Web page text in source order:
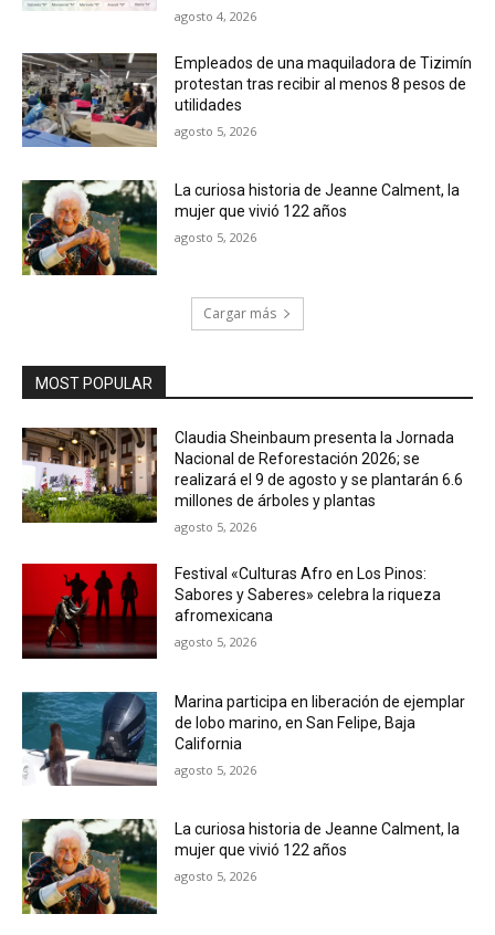
agosto 4, 2026
Empleados de una maquiladora de Tizimín
protestan tras recibir al menos 8 pesos de
utilidades
agosto 5, 2026
La curiosa historia de Jeanne Calment, la
mujer que vivió 122 años
agosto 5, 2026
Cargar más
MOST POPULAR
Claudia Sheinbaum presenta la Jornada
Nacional de Reforestación 2026; se
realizará el 9 de agosto y se plantarán 6.6
millones de árboles y plantas
agosto 5, 2026
Festival «Culturas Afro en Los Pinos:
Sabores y Saberes» celebra la riqueza
afromexicana
agosto 5, 2026
Marina participa en liberación de ejemplar
de lobo marino, en San Felipe, Baja
California
agosto 5, 2026
La curiosa historia de Jeanne Calment, la
mujer que vivió 122 años
agosto 5, 2026